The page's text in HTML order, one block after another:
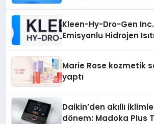
Kleen-Hy-Dro-Gen
Emisyonlu Hidrojen
Marie Rose kozmetik
yaptı
Daikin’den akıllı
dönem: Madoka Plus